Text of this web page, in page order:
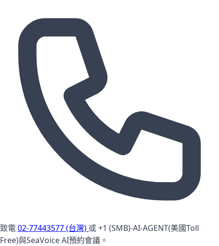
致電02-77443577 (台灣) 或 +1 (SMB)-AI-AGENT(美國Toll
Free)與SeaVoice AI預約會議。